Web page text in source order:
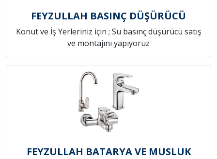
FEYZULLAH BASINÇ DÜŞÜRÜCÜ
Konut ve İş Yerleriniz için ; Su basınç düşürücü satış
ve montajını yapıyoruz
FEYZULLAH BATARYA VE MUSLUK